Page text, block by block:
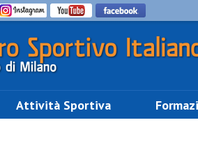
Attività Sportiva